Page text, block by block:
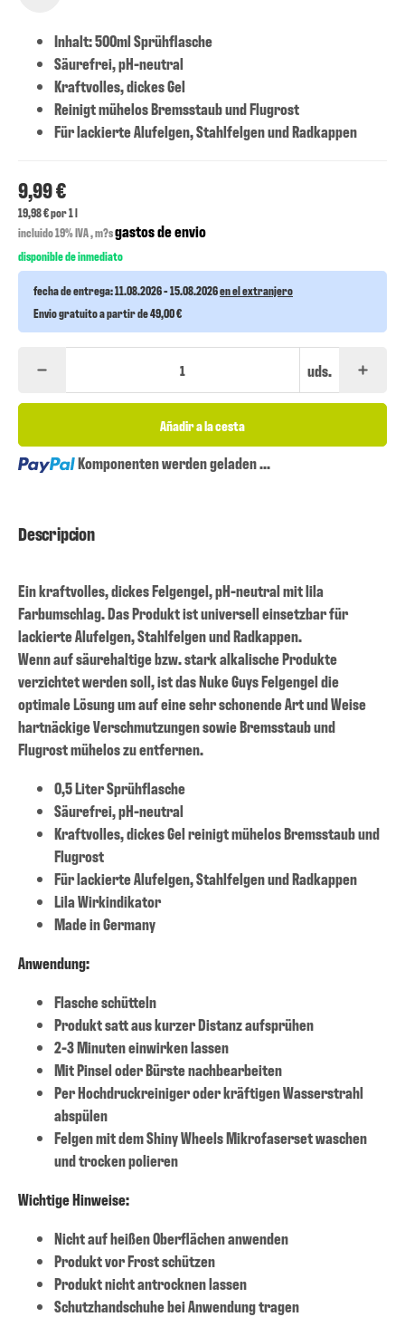
Inhalt: 500ml Sprühflasche
Säurefrei, pH-neutral
Kraftvolles, dickes Gel
Reinigt mühelos Bremsstaub und Flugrost
Für lackierte Alufelgen, Stahlfelgen und Radkappen
9,99 €
19,98 € por 1 l
incluido 19% IVA , m?sgastos de envio
disponible de inmediato
fecha de entrega:11.08.2026 - 15.08.2026en el extranjero
Envio gratuito a partir de 49,00 €
uds.
Añadir a la cesta
Loading...Komponenten werden geladen ...
Descripcion
Ein kraftvolles, dickes Felgengel, pH-neutral mit lila
Farbumschlag. Das Produkt ist universell einsetzbar für
lackierte Alufelgen, Stahlfelgen und Radkappen.
Wenn auf säurehaltige bzw. stark alkalische Produkte
verzichtet werden soll, ist das Nuke Guys Felgengel die
optimale Lösung um auf eine sehr schonende Art und Weise
hartnäckige Verschmutzungen sowie Bremsstaub und
Flugrost mühelos zu entfernen.
0,5 Liter Sprühflasche
Säurefrei, pH-neutral
Kraftvolles, dickes Gel reinigt mühelos Bremsstaub und
Flugrost
Für lackierte Alufelgen, Stahlfelgen und Radkappen
Lila Wirkindikator
Made in Germany
Anwendung:
Flasche schütteln
Produkt satt aus kurzer Distanz aufsprühen
2-3 Minuten einwirken lassen
Mit Pinsel oder Bürste nachbearbeiten
Per Hochdruckreiniger oder kräftigen Wasserstrahl
abspülen
Felgen mit dem Shiny Wheels Mikrofaserset waschen
und trocken polieren
Wichtige Hinweise:
Nicht auf heißen Oberflächen anwenden
Produkt vor Frost schützen
Produkt nicht antrocknen lassen
Schutzhandschuhe bei Anwendung tragen